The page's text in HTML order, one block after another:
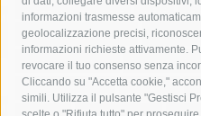
informazioni trasmesse
geolocalizzazione precisi,
informazioni richieste attivamente.
revocare il tuo consenso senza
Cliccando su "Accetta cookie,"
simili. Utilizza il pulsante "Gestisci
massimo coppola
Meta
penisola sorrentina
piano di
protezione civile
Regione
sindaco cuomo
sorrento